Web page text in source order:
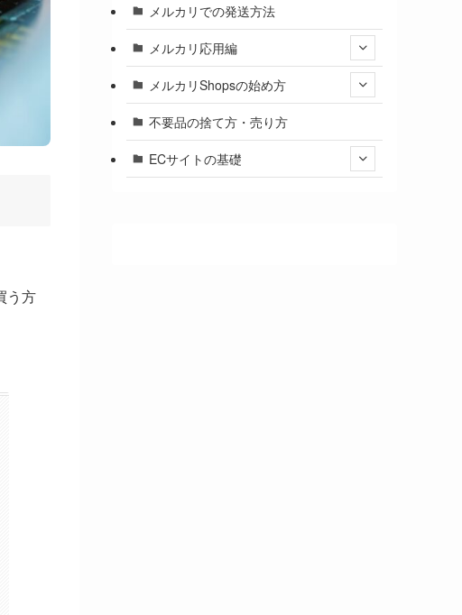
う方
メルカリでの発送方法
メルカリ応用編
メルカリShopsの始め方
不要品の捨て方・売り方
ECサイトの基礎